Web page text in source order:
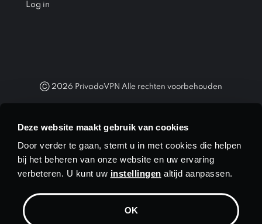
Deze website maakt gebruik van cookies
Door verder te gaan, stemt u in met cookies die helpen
bij het beheren van onze website en uw ervaring
verbeteren. U kunt uw instellingen altijd aanpassen.
OK
Log in
Ⓒ 2026 PrivadoVPN Alle rechten voorbehouden